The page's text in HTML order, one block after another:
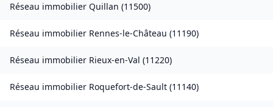
Réseau immobilier Quillan (11500)
Réseau immobilier Rennes-le-Château (11190)
Réseau immobilier Rieux-en-Val (11220)
Réseau immobilier Roquefort-de-Sault (11140)